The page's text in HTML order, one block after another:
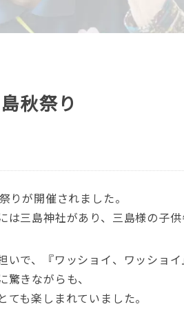
秋祭り
りが開催されました。
は三島神社があり、三島様の子供
で、『ワッショイ、ワッショイ
驚きながらも、
も楽しまれていました。